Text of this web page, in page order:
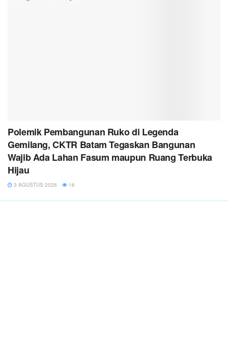
Polemik Pembangunan Ruko di Legenda
Gemilang, CKTR Batam Tegaskan Bangunan
Wajib Ada Lahan Fasum maupun Ruang Terbuka
Hijau
3 AGUSTUS 2026 16